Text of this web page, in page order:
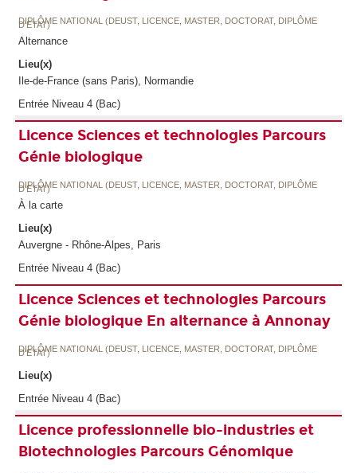
DIPLÔME NATIONAL (DEUST, LICENCE, MASTER, DOCTORAT, DIPLÔME
D'ETAT)
Alternance
Lieu(x)
Ile-de-France (sans Paris), Normandie
Entrée Niveau 4 (Bac)
Licence Sciences et technologies Parcours
Génie biologique
DIPLÔME NATIONAL (DEUST, LICENCE, MASTER, DOCTORAT, DIPLÔME
D'ETAT)
À la carte
Lieu(x)
Auvergne - Rhône-Alpes, Paris
Entrée Niveau 4 (Bac)
Licence Sciences et technologies Parcours
Génie biologique En alternance à Annonay
DIPLÔME NATIONAL (DEUST, LICENCE, MASTER, DOCTORAT, DIPLÔME
D'ETAT)
Lieu(x)
Entrée Niveau 4 (Bac)
Licence professionnelle bio-industries et
Biotechnologies Parcours Génomique